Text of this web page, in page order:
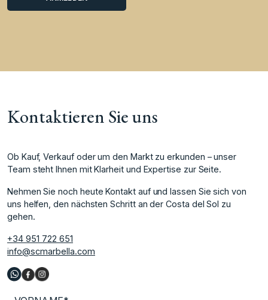
Kontaktieren Sie uns
Ob Kauf, Verkauf oder um den Markt zu erkunden – unser
Team steht Ihnen mit Klarheit und Expertise zur Seite.
Nehmen Sie noch heute Kontakt auf und lassen Sie sich von
uns helfen, den nächsten Schritt an der Costa del Sol zu
gehen.
+34 951 722 651
info@scmarbella.com